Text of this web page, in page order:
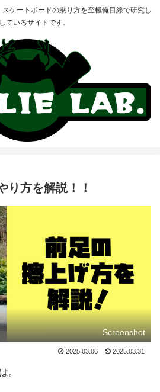
ケートボードの乗り方を至極俺目線で研究し
ているサイトです。
り方を解説！！
Screenshot
2025.03.06 2025.03.31
。